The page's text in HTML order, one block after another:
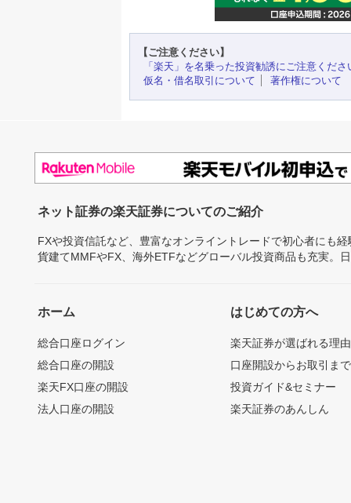
【ご注意ください】
「楽天」を名乗った投資勧誘にご注意くださ
仮名・借名取引について
著作権について
ネット証券の楽天証券についてのご紹介
FXや投資信託など、豊富なオンライントレードで初心者にも
貨建てMMFやFX、海外ETFなどグローバル投資商品も充実。
ホーム
総合口座ログイン
総合口座の開設
楽天FX口座の開設
法人口座の開設
はじめての方へ
楽天証券が選ばれる理由
口座開設からお取引ま
投資ガイド&セミナー
楽天証券のあんしん